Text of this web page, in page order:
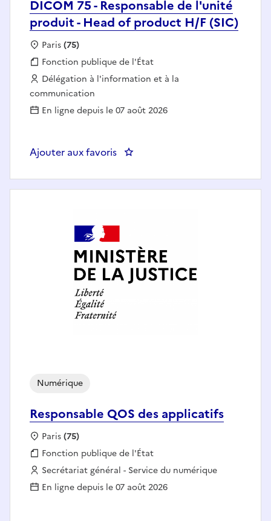
DICOM 75 - Responsable de l'unité
produit - Head of product H/F (SIC)
Localisation :
Paris(75)
Fonction publique :
Fonction publique de l'État
Employeur :
Délégation à l'information et à la
communication
En ligne depuis le 07 août 2026
Ajouter aux favoris
Responsable QOS des applicatifs
Numérique
Localisation :
Paris(75)
Fonction publique :
Fonction publique de l'État
Employeur :
Secrétariat général - Service du numérique
En ligne depuis le 07 août 2026